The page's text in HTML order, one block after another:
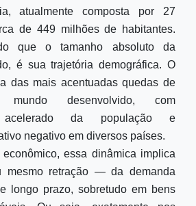
atualmente composta por 27
de 449 milhões de habitantes.
que o tamanho absoluto da
é sua trajetória demográfica. O
das mais acentuadas quedas de
desenvolvido, com
acelerado da população e
negativo em diversos países.
essa dinâmica implica
retração — da demanda
longo prazo, sobretudo em bens